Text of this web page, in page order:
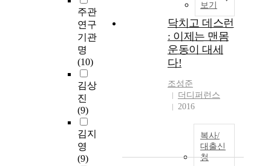
주관
연구
기관
명
(10)
김상
진
(9)
김지
영
(9)
보기
닥치고 데스런
: 이제는 맨몸
운동이 대세
다!
조성준
더디퍼런스
2016
복사/
대출신
청